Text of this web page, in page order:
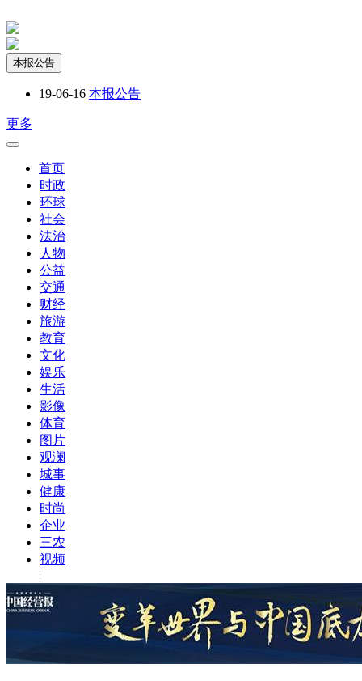
本报公告
19-06-16 本报公告
更多
首页
|时政
|环球
|社会
|法治
|人物
|公益
|交通
|财经
|旅游
|教育
|文化
|娱乐
|生活
|影像
|体育
|图片
|观澜
|城事
|健康
|时尚
|企业
|三农
|视频
|